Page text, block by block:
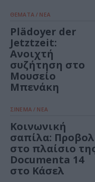
ΘΕΜΑΤΑ / ΝΕΑ
Plädoyer der
Jetztzeit:
Ανοιχτή
συζήτηση στο
Μουσείο
Μπενάκη
ΣΙΝΕΜΑ / ΝΕΑ
Κοινωνική
σαπίλα:
στο πλαίσιο
Documenta 14
στο Κάσελ